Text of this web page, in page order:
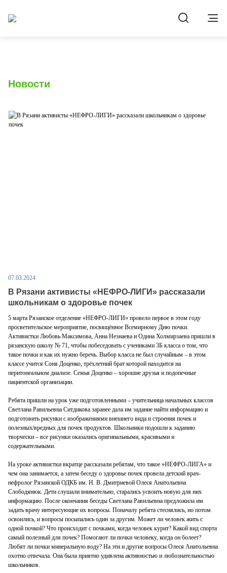
Новости
07.03.2024
В Рязани активисты «НЕФРО-ЛИГИ» рассказали
школьникам о здоровье почек
5 марта Рязанское отделение «НЕФРО-ЛИГИ» провело первое в этом году
просветительское мероприятие, посвящённое Всемирному Дню почки.
Активистки Любовь Максимова, Анна Незнаева и Одина Холмирзаева пришли в
рязанскую школу № 71, чтобы побеседовать с учениками 3Б класса о том, что
такое почки и как их нужно беречь. Выбор класса не был случайным – в этом
классе учится Соня Доценко, трёхлетний брат которой находится на
перитонеальном диализе. Семья Доценко – хорошие друзья и подопечные
пациентской организации.
Ребята пришли на урок уже подготовленными – учительница начальных классов
Светлана Равильевна Ситдикова заранее дала им задание найти информацию и
подготовить рисунки с изображениями внешнего вида и строения почек и
полезных/вредных для почек продуктов. Школьники подошли к заданию
творчески – все рисунки оказались оригинальными, красивыми и
содержательными.
На уроке активистки вкратце рассказали ребятам, что такое »НЕФРО-ЛИГА» и
чем она занимается, а затем беседу о здоровье почек провела детский врач-
нефролог Рязанской ОДКБ им. Н. В. Дмитриевой Олеся Анатольевна
Слободянюк. Дети слушали внимательно, старались усвоить новую для них
информацию. После окончания беседы Светлана Равильевна предложила им
задать врачу интересующие их вопросы. Поначалу ребята стеснялись, но потом
освоились, и вопросы посыпались один за другим. Может ли человек жить с
одной почкой? Что происходит с почками, когда человек курит? Какой вид спорта
самый полезный для почек? Помогают ли почки человеку, когда он болеет?
Любят ли почки минеральную воду? На эти и другие вопросы Олеся Анатольевна
охотно отвечала. Она была приятно удивлена активностью и любознательностью
школьников.